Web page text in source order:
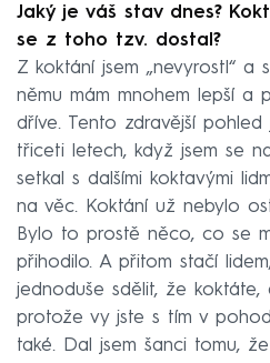
Jaký je váš stav dnes?
se z toho tzv. dostal?
Z koktání jsem „nevyrostl“ a
němu mám mnohem lepší a
dříve. Tento zdravější pohled
třiceti letech, když jsem se
setkal s dalšími koktavými
na věc. Koktání už nebylo
Bylo to prostě něco, co se
přihodilo. A přitom stačí
jednoduše sdělit, že
protože vy jste s tím v
také. Dal jsem šanci tomu,